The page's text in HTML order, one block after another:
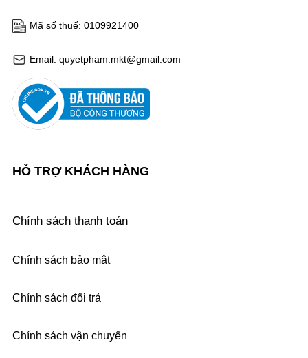
Email: quyetpham.mkt@gmail.com
Mã số thuế: 0109921400
HỖ TRỢ KHÁCH HÀNG
Chính sách thanh toán
Chính sách bảo mật
Chính sách đổi trả
Chính sách vận chuyển